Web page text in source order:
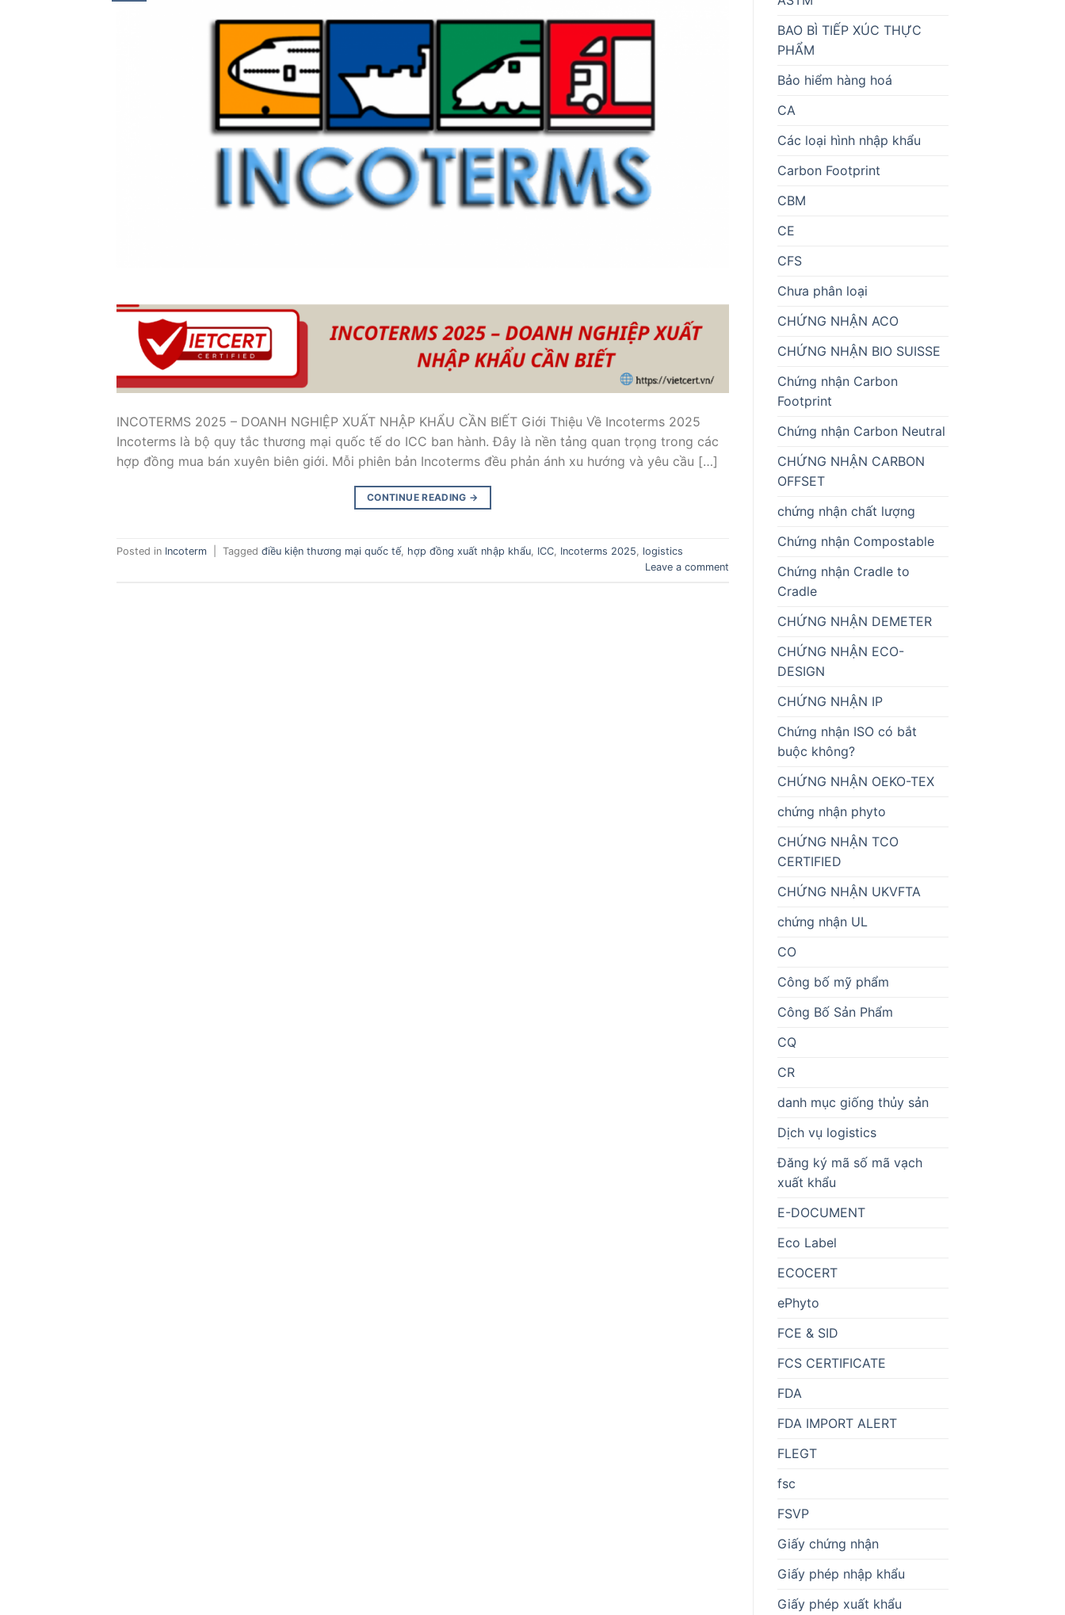
INCOTERMS 2025 – DOANH NGHIỆP XUẤT NHẬP KHẨU CẦN BIẾT Giới Thiệu Về Incoterms 2025
Incoterms là bộ quy tắc thương mại quốc tế do ICC ban hành. Đây là nền tảng quan trọng trong các
hợp đồng mua bán xuyên biên giới. Mỗi phiên bản Incoterms đều phản ánh xu hướng và yêu cầu […]
CONTINUE READING →
Posted in Incoterm Tagged điều kiện thương mại quốc tế, hợp đồng xuất nhập khẩu, ICC, Incoterms 2025, logistics
Leave a comment
BAO BÌ TIẾP XÚC THỰC
PHẨM
Bảo hiểm hàng hoá
CA
Các loại hình nhập khẩu
Carbon Footprint
CBM
CE
CFS
Chưa phân loại
CHỨNG NHẬN ACO
CHỨNG NHẬN BIO SUISSE
Chứng nhận Carbon
Footprint
Chứng nhận Carbon Neutral
CHỨNG NHẬN CARBON
OFFSET
chứng nhận chất lượng
Chứng nhận Compostable
Chứng nhận Cradle to
Cradle
CHỨNG NHẬN DEMETER
CHỨNG NHẬN ECO-
DESIGN
CHỨNG NHẬN IP
Chứng nhận ISO có bắt
buộc không?
CHỨNG NHẬN OEKO-TEX
chứng nhận phyto
CHỨNG NHẬN TCO
CERTIFIED
CHỨNG NHẬN UKVFTA
chứng nhận UL
CO
Công bố mỹ phẩm
Công Bố Sản Phẩm
CQ
CR
danh mục giống thủy sản
Dịch vụ logistics
Đăng ký mã số mã vạch
xuất khẩu
E-DOCUMENT
Eco Label
ECOCERT
ePhyto
FCE & SID
FCS CERTIFICATE
FDA
FDA IMPORT ALERT
FLEGT
fsc
FSVP
Giấy chứng nhận
Giấy phép nhập khẩu
Giấy phép xuất khẩu